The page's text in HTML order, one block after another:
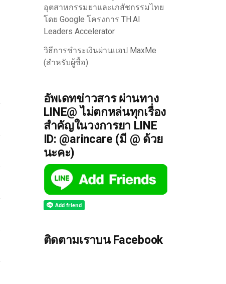
อุตสาหกรรมยาและเภสัชกรรมไทย
โดย Google โครงการ TH.AI
Leaders Accelerator
วิธีการชำระเงินผ่านแอป MaxMe
(สำหรับผู้ซื้อ)
อัพเดทข่าวสาร ผ่านทาง
LINE@ ไม่ตกหล่นทุกเรื่อง
สำคัญในวงการยา LINE
ID: @arincare (มี @ ด้วย
นะคะ)
ติดตามเราบน Facebook